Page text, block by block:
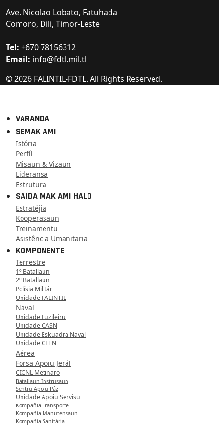
Ave. Nicolao Lobato, Fatuhada
Comoro, Dili, Timor-Leste
Tel: +670 78156312
Email: info@fdtl.mil.tl
© 2026 FALINTIL-FDTL. All Rights Reserved.
VARANDA
SEMAK AMI
Istória
Perfíl
Misaun & Vizaun
Lideransa
Estrutura
SAIDA MAK AMI HALO
Estratéjia
Kooperasaun
Treinamentu
Asistência Umanitaria
KOMPONENTE
Terrestre
1º Batallaun
2º Batallaun
Polísia Militár
Unidade FALINTIL
Naval
Unidade Fuzileiru
Unidade CASN
Unidade Eskuadra Naval
Unidade CFTN
Aérea
Forsa Apoiu Jerál
CICNL Metinaro
Batallaun Instrusaun
Sentru Apoiu Páz
Unidade Apoiu Servisu
Kompañia Transporte
Kompañia Manutensaun
Kompañia Sanitária